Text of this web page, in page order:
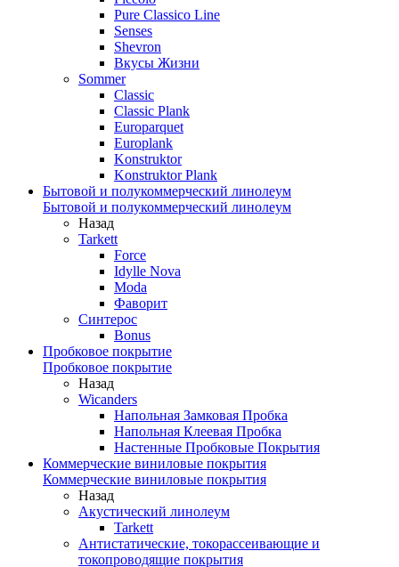
Pure Classico Line
Senses
Shevron
Вкусы Жизни
Sommer
Classic
Classic Plank
Europarquet
Europlank
Konstruktor
Konstruktor Plank
Бытовой и полукоммерческий линолеум
Бытовой и полукоммерческий линолеум
Назад
Tarkett
Force
Idylle Nova
Moda
Фаворит
Синтерос
Bonus
Пробковое покрытие
Пробковое покрытие
Назад
Wicanders
Напольная Замковая Пробка
Напольная Клеевая Пробка
Настенные Пробковые Покрытия
Коммерческие виниловые покрытия
Коммерческие виниловые покрытия
Назад
Акустический линолеум
Tarkett
Антистатические, токорассеивающие и
токопроводящие покрытия